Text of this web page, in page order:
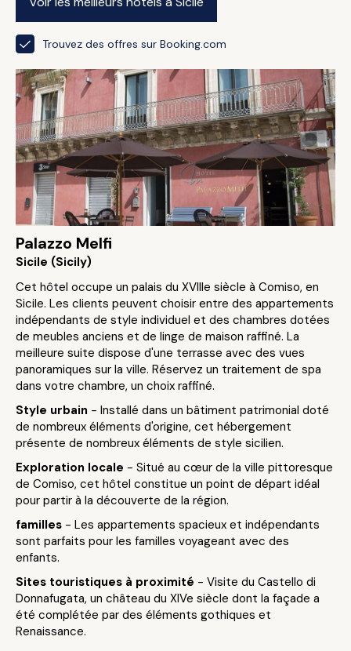
Trouvez des offres sur Booking.com
Palazzo Melfi
Sicile (Sicily)
Cet hôtel occupe un palais du XVIIIe siècle à Comiso, en
Sicile. Les clients peuvent choisir entre des appartements
indépendants de style individuel et des chambres dotées
de meubles anciens et de linge de maison raffiné. La
meilleure suite dispose d'une terrasse avec des vues
panoramiques sur la ville. Réservez un traitement de spa
dans votre chambre, un choix raffiné.
Style urbain - Installé dans un bâtiment patrimonial doté
de nombreux éléments d'origine, cet hébergement
présente de nombreux éléments de style sicilien.
Exploration locale - Situé au cœur de la ville pittoresque
de Comiso, cet hôtel constitue un point de départ idéal
pour partir à la découverte de la région.
familles - Les appartements spacieux et indépendants
sont parfaits pour les familles voyageant avec des
enfants.
Sites touristiques à proximité - Visite du Castello di
Donnafugata, un château du XIVe siècle dont la façade a
été complétée par des éléments gothiques et
Renaissance.